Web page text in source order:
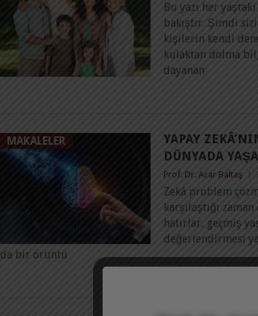
Bu yazı her
bakıştır. Şimdi
kişilerin kendi
kulaktan dolma
dayanan
MAKALELER
YAPAY
DÜNYADA
Prof. Dr. Acar Baltaş
Zekâ problem
karşılaştığı
hatırlar, geçmiş
değerlendirmesi
da bir örüntü